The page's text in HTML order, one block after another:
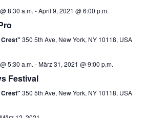
8:30 a.m. -April 9, 2021 @ 6:00 p.m.
350 5th Ave, New York, NY 10118, USA
5:30 a.m. -März 31, 2021 @ 9:00 p.m.
Festival
350 5th Ave, New York, NY 10118, USA